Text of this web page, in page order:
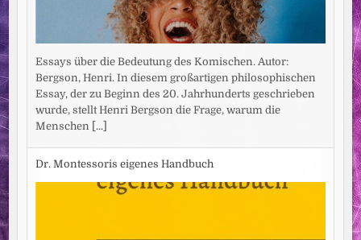
Essays über die Bedeutung des Komischen. Autor:
Bergson, Henri. In diesem großartigen philosophischen
Essay, der zu Beginn des 20. Jahrhunderts geschrieben
wurde, stellt Henri Bergson die Frage, warum die
Menschen
[...]
Dr. Montessoris eigenes Handbuch